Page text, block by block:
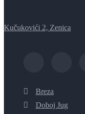
Kučukovići 2, Zenica
Breza
Doboj Jug